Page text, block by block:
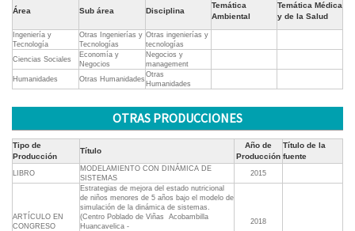
Área Sub área Disciplina
Temática
Ambiental
Temática Médica
y de la Salud
Ingeniería y
Tecnología
Otras Ingenierías y
Tecnologías
Otras ingenierías y
tecnologías
Ciencias Sociales
Economía y
Negocios
Negocios y
management
Humanidades
Otras Humanidades
Otras
Humanidades
OTRAS PRODUCCIONES
Tipo de
Producción
Título
Año de
Producción
Título de la
fuente
LIBRO
MODELAMIENTO CON DINÁMICA DE
SISTEMAS
2015
ARTÍCULO EN
CONGRESO
Estrategias de mejora del estado nutricional
de niños menores de 5 años bajo el modelo de
simulación de la dinámica de sistemas.
(Centro Poblado de Viñas  Acobambilla 
Huancavelica -
2018